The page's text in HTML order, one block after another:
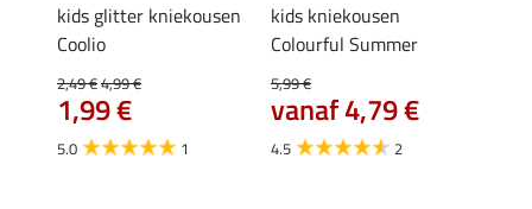
kids glitter kniekousen
Coolio
2,49 €4,99 €
1,99 €
5.0 1
kids kniekousen
Colourful Summer
5,99 €
vanaf 4,79 €
4.5 2